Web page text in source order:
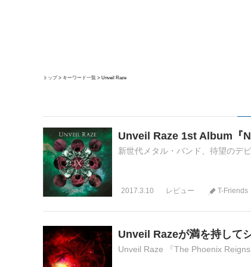
トップ キーワード一覧 Unveil Raze
Unveil Raze 1st Album『
新世代メタル・バンド、待望のデ
2017.3.10 レビュー T-Friends
Unveil Razeが満を持して
Unveil Raze 『The Phoenix